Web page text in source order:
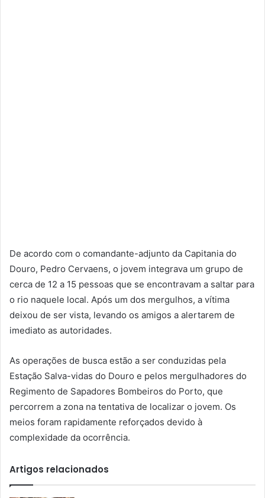
De acordo com o comandante-adjunto da Capitania do
Douro, Pedro Cervaens, o jovem integrava um grupo de
cerca de 12 a 15 pessoas que se encontravam a saltar para
o rio naquele local. Após um dos mergulhos, a vítima
deixou de ser vista, levando os amigos a alertarem de
imediato as autoridades.
As operações de busca estão a ser conduzidas pela
Estação Salva-vidas do Douro e pelos mergulhadores do
Regimento de Sapadores Bombeiros do Porto, que
percorrem a zona na tentativa de localizar o jovem. Os
meios foram rapidamente reforçados devido à
complexidade da ocorrência.
Artigos relacionados